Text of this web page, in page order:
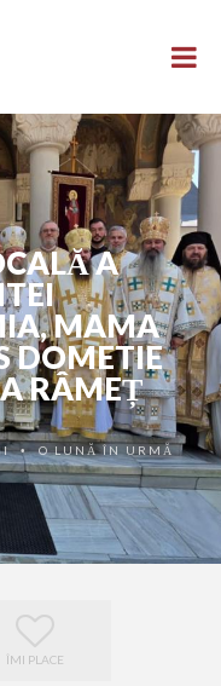
A
MAMA
DOMETIE
RÂMEȚ
•O LUNĂ ÎN URMĂ
ÎMI PLACE